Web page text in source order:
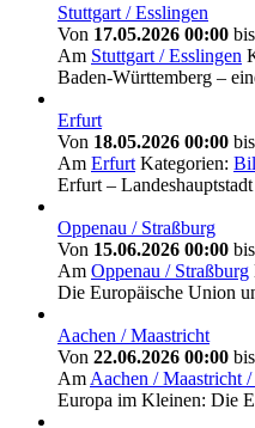
Stuttgart / Esslingen
Von 17.05.2026 00:00 bis
Am Stuttgart / Esslingen
Baden-Württemberg –
Erfurt
Von 18.05.2026 00:00 bis
Am Erfurt Kategorien:
Erfurt –
Oppenau / Straßburg
Von 15.06.2026 00:00 bis
Am Oppenau / Straßburg
Die Europäische Union
Aachen / Maastricht
Von 22.06.2026 00:00 bis
Am Aachen / Maastricht
Europa im Kleinen: Die